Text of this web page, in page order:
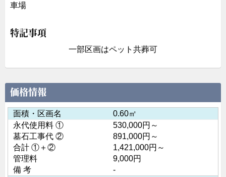
車場
特記事項
一部区画はペット共葬可
価格情報
面積・区画名
0.60㎡
永代使用料 ①
530,000円～
墓石工事代 ②
891,000円～
合計 ①＋②
1,421,000円～
管理料
9,000円
備 考
-